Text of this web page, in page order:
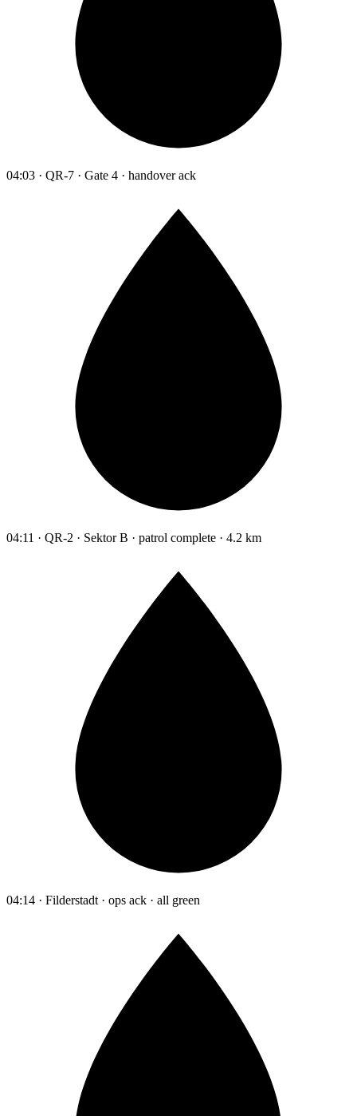
04:03 · QR-7 · Gate 4 · handover ack
04:11 · QR-2 · Sektor B · patrol complete · 4.2 km
04:14 · Filderstadt · ops ack · all green